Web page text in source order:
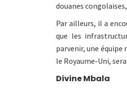
douanes
Par ailleurs, il a
que les
parvenir, une
le Royaume-Uni,
Divine Mbala